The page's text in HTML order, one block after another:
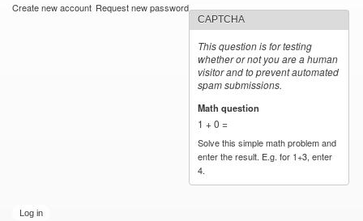
Create new account Request new password
CAPTCHA
This question is for testing
whether or not you are a human
visitor and to prevent automated
spam submissions.
Math question
1 + 0 =
Solve this simple math problem and
enter the result. E.g. for 1+3, enter
4.